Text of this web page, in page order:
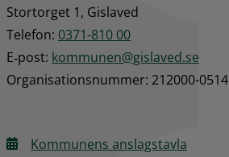
Stortorget 1, Gislaved
Telefon: 0371-810 00
E‑post: kommunen@gislaved.se
Organisationsnummer: 212000-0514
Kommunens anslagstavla